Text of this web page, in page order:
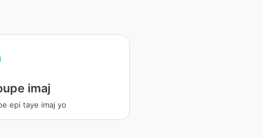
imaj
epi taye imaj yo